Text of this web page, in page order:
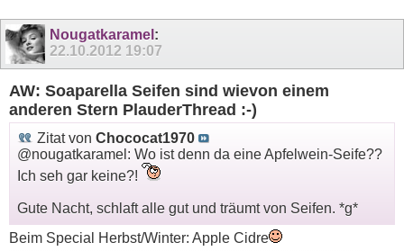
Nougatkaramel :
22.10.2012 19:07
AW: Soaparella Seifen sind wievon einem
anderen Stern PlauderThread :-)
Zitat von Chococat1970
@nougatkaramel: Wo ist denn da eine Apfelwein-Seife??
Ich seh gar keine?!
Gute Nacht, schlaft alle gut und träumt von Seifen. *g*
Beim Special Herbst/Winter: Apple Cidre